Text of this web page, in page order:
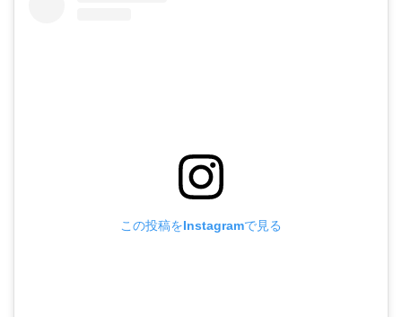
この投稿をInstagramで見る